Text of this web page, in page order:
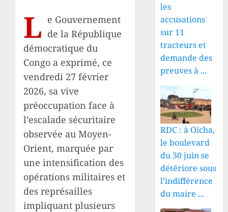
L e Gouvernement
de la République
démocratique du
Congo a exprimé, ce
vendredi 27 février
2026, sa vive
préoccupation face à
l’escalade sécuritaire
observée au Moyen-
Orient, marquée par
une intensification des
opérations militaires et
des représailles
impliquant plusieurs
les
accusations
sur 11
tracteurs et
demande des
preuves à ...
RDC : à Oïcha,
le boulevard
du 30 juin se
détériore sous
l’indifférence
du maire ...